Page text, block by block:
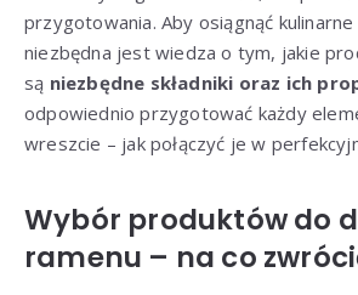
przygotowania. Aby osiągnąć
niezbędna jest wiedza o tym, jakie
są niezbędne składniki oraz ich
odpowiednio przygotować każdy
wreszcie – jak połączyć je w
Wybór produktów do
ramenu – na co